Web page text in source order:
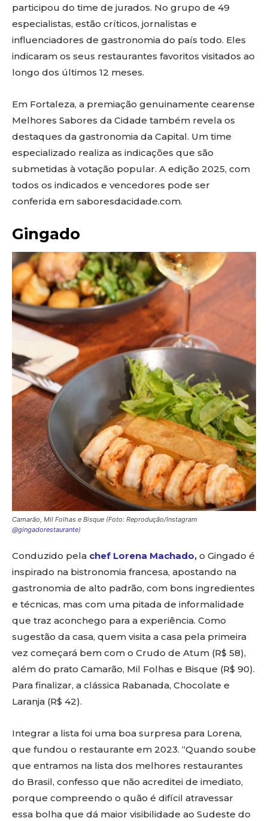
participou do time de jurados. No grupo de 49
especialistas, estão críticos, jornalistas e
influenciadores de gastronomia do país todo. Eles
indicaram os seus restaurantes favoritos visitados ao
longo dos últimos 12 meses.
Em Fortaleza, a premiação genuinamente cearense
Melhores Sabores da Cidade também revela os
destaques da gastronomia da Capital. Um time
especializado realiza as indicações que são
submetidas à votação popular. A edição 2025, com
todos os indicados e vencedores pode ser
conferida em saboresdacidade.com.
Gingado
Camarão, Mil Folhas e Bisque (Foto: Reprodução/Instagram
@gingadorestaurante)
Conduzido pela chef Lorena Machado, o Gingado é
inspirado na bistronomia francesa, apostando na
gastronomia de alto padrão, com bons ingredientes
e técnicas, mas com uma pitada de informalidade
que traz aconchego para a experiência. Como
sugestão da casa, quem visita a casa pela primeira
vez começará bem com o Crudo de Atum (R$ 58),
além do prato Camarão, Mil Folhas e Bisque (R$ 90).
Para finalizar, a clássica Rabanada, Chocolate e
Laranja (R$ 42).
Integrar a lista foi uma boa surpresa para Lorena,
que fundou o restaurante em 2023. “Quando soube
que entramos na lista dos melhores restaurantes
do Brasil, confesso que não acreditei de imediato,
porque compreendo o quão é difícil atravessar
essa bolha que dá maior visibilidade ao Sudeste do